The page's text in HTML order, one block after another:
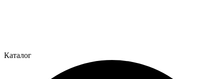
Каталог